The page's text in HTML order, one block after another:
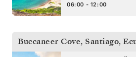
06:00 - 12:00
Buccaneer Cove, Santiago,